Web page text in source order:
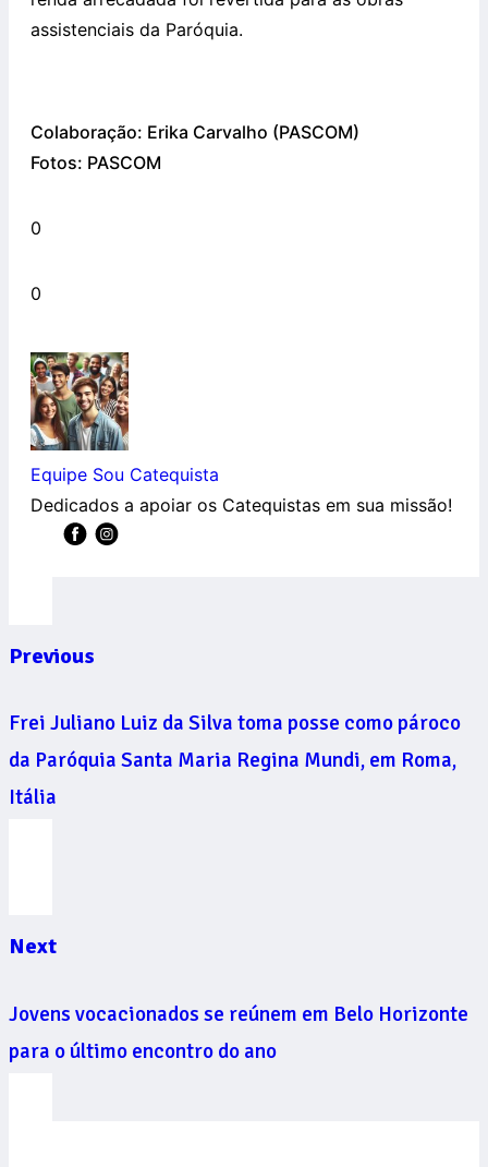
assistenciais da Paróquia.
Colaboração: Erika Carvalho (PASCOM)
Fotos: PASCOM
0
0
Equipe Sou Catequista
Dedicados a apoiar os Catequistas em sua missão!
Previous
Frei Juliano Luiz da Silva toma posse como pároco
da Paróquia Santa Maria Regina Mundi, em Roma,
Itália
Next
Jovens vocacionados se reúnem em Belo Horizonte
para o último encontro do ano